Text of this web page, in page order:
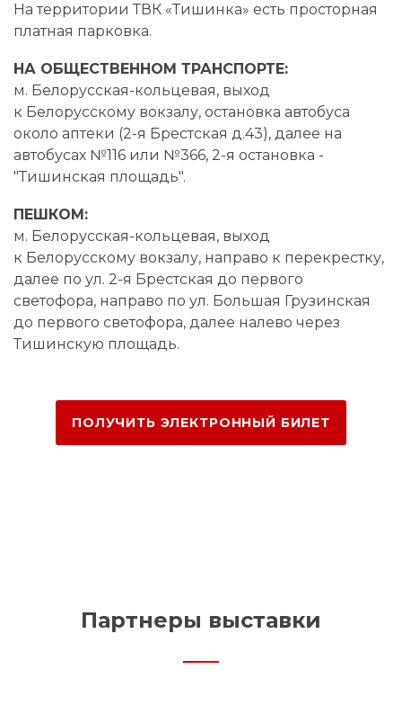
На территории ТВК «Тишинка» есть просторная
платная парковка.
НА ОБЩЕСТВЕННОМ ТРАНСПОРТЕ:
м. Белорусская-кольцевая, выход
к Белорусскому вокзалу, остановка автобуса
около аптеки (2-я Брестская д.43), далее на
автобусах №116 или №366, 2-я остановка -
"Тишинская площадь".
ПЕШКОМ:
м. Белорусская-кольцевая, выход
к Белорусскому вокзалу, направо к перекрестку,
далее по ул. 2-я Брестская до первого
светофора, направо по ул. Большая Грузинская
до первого светофора, далее налево через
Тишинскую площадь.
ПОЛУЧИТЬ ЭЛЕКТРОННЫЙ БИЛЕТ
Партнеры выставки